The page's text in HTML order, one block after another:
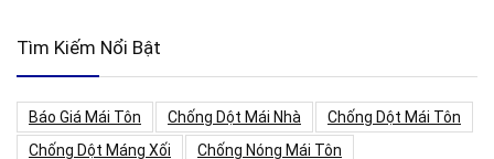
Tìm Kiếm Nổi Bật
Báo Giá Mái Tôn Chống Dột Mái Nhà
Chống Dột Mái Tôn
Chống Dột Máng Xối
Chống Nóng Mái Tôn